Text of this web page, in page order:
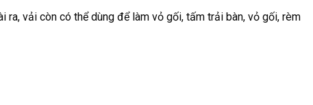
ra, vải còn có thể dùng để làm vỏ gối, tấm trải bàn, vỏ gối, rèm